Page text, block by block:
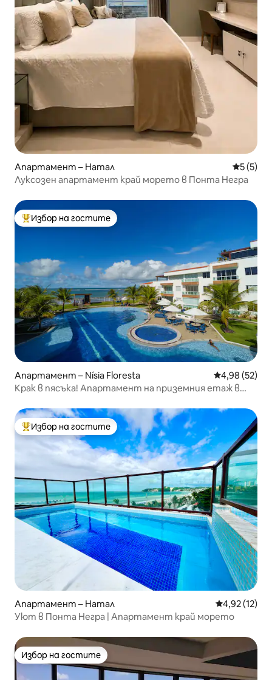
Апартамент – Натал Средна
5 (5)
Луксозен апартамент край морето в Понта Негра
Най-популярен избор на гостите
Избор на гостите
Апартамент – Nísia Floresta Средна
4,98 (52)
Крак в пясъка! Апартамент на приземния етаж в
Най-популярен избор на гостите
Избор на гостите
Апартамент – Натал Средна
4,92 (12)
Уют в Понта Негра | Апартамент край морето
Избор на гостите
Избор на гостите